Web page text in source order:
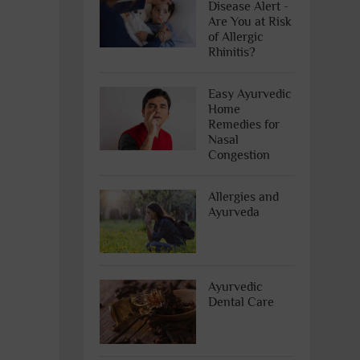
Disease Alert -
Are You at Risk
of Allergic
Rhinitis?
Easy Ayurvedic
Home
Remedies for
Nasal
Congestion
Allergies and
Ayurveda
Ayurvedic
Dental Care